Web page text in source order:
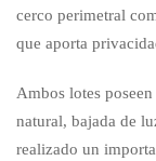
cerco perimetral
que aporta
Ambos lotes
natural, bajada de
realizado un